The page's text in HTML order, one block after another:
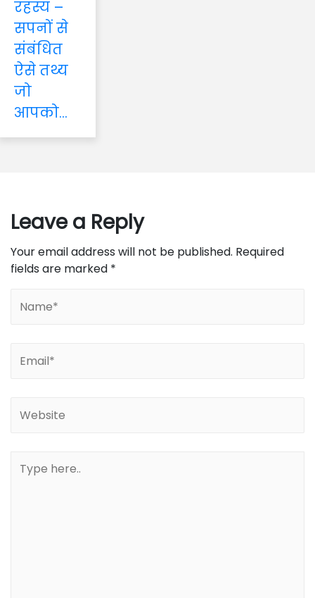
रहस्य –
सपनों से
संबंधित
ऐसे तथ्य
जो
आपको...
Leave a Reply
Your email address will not be published. Required
fields are marked *